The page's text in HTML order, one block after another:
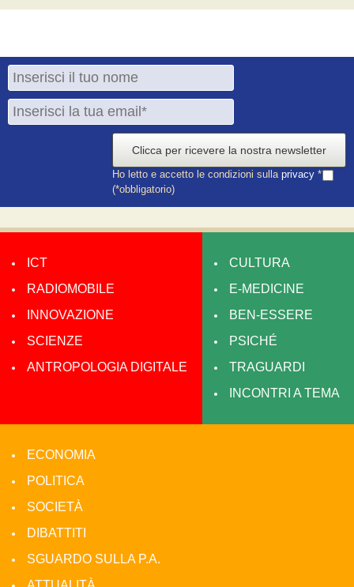
Clicca per ricevere la nostra newsletter
Ho letto e accetto le condizioni sulla privacy *
(*obbligatorio)
ICT
RADIOMOBILE
INNOVAZIONE
SCIENZE
ANTROPOLOGIA DIGITALE
CULTURA
E-MEDICINE
BEN-ESSERE
PSICHÉ
TRAGUARDI
INCONTRI A TEMA
ECONOMIA
POLITICA
SOCIETÀ
DIBATTITI
SGUARDO SULLA P.A.